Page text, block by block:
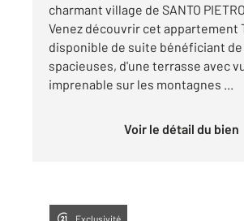
charmant village de SANTO
Venez découvrir cet appartement
disponible de suite bénéficiant
spacieuses, d'une terrasse avec
imprenable sur les montagnes ...
Voir le détail du bien
Exclusivité